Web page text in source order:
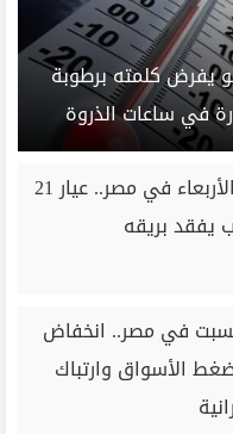
يفرض كلمته برطوبة
في ساعات الذروة
أسعار الذهب اليوم الأربعاء في مصر.. عيار 21
يفقد بريقه
في مصر.. انخفاض
الأسواق وارتباك